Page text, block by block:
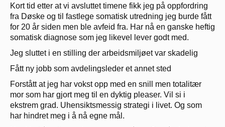
Kort tid etter at vi avsluttet timene fikk jeg på oppfordring
fra Døske og til fastlege somatisk utredning jeg burde fått
for 20 år siden men ble avfeid fra. Har nå en ganske heftig
somatisk diagnose som jeg likevel lever godt med.
Jeg sluttet i en stilling der arbeidsmiljøet var skadelig
Fått ny jobb som avdelingsleder et annet sted
Forstått at jeg har vokst opp med en snill men totalitær
mor som har gjort meg til en dyktig pleaser. Vil si i
ekstrem grad. Uhensiktsmessig strategi i livet. Og som
har hindret meg i å nå egne mål.